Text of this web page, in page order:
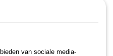
van sociale media-